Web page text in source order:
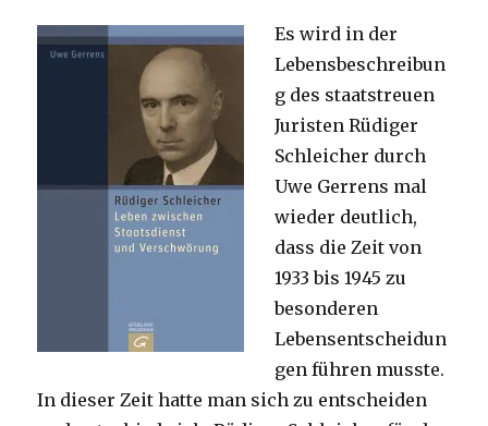
Es wird in der
Lebensbeschreibun
g des staatstreuen
Juristen Rüdiger
Schleicher durch
Uwe Gerrens mal
wieder deutlich,
dass die Zeit von
1933 bis 1945 zu
besonderen
Lebensentscheidun
gen führen musste.
In dieser Zeit hatte man sich zu entscheiden